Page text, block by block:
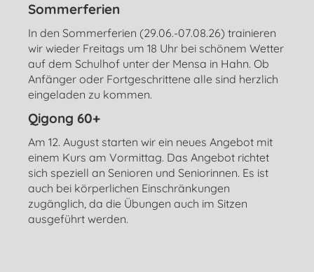
Sommerferien
In den Sommerferien (29.06.-07.08.26) trainieren
wir wieder Freitags um 18 Uhr bei schönem Wetter
auf dem Schulhof unter der Mensa in Hahn. Ob
Anfänger oder Fortgeschrittene alle sind herzlich
eingeladen zu kommen.
Qigong 60+
Am 12. August starten wir ein neues Angebot mit
einem Kurs am Vormittag. Das Angebot richtet
sich speziell an Senioren und Seniorinnen. Es ist
auch bei körperlichen Einschränkungen
zugänglich, da die Übungen auch im Sitzen
ausgeführt werden.